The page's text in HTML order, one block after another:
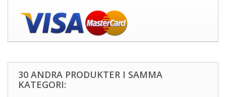
30 ANDRA PRODUKTER I SAMMA
KATEGORI: